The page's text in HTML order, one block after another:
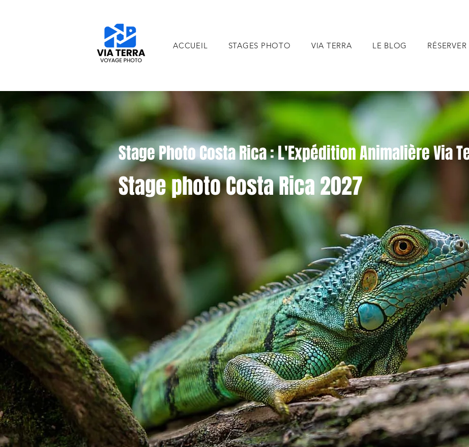
ACCUEIL STAGES PHOTO VIA TERRA LE BLOG RÉSERVER
Stage Photo Costa Rica : L'Expédition Animalière Via
Stage photo Costa Rica 2027